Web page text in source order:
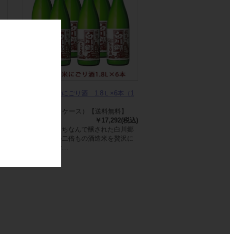
白川郷 純米にごり酒 1.8Ｌ×6本（1
1.8L×6入（１ケース）【送料無料】
￥17,292(税込)
どぶろく祭にちなんで醸された白川郷
は１級清酒の二倍もの酒造米を贅沢に
使った日本で…